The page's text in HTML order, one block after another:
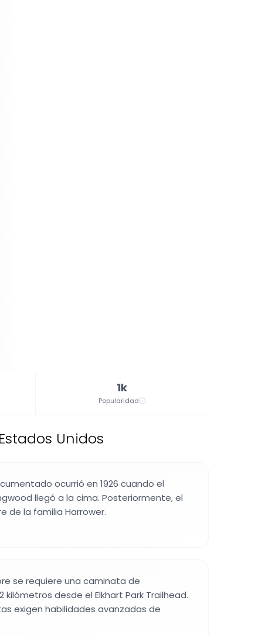
1k
Popularidad
Unidos
ocurrió en 1926 cuando el
llegó a la cima. Posteriormente, el
de la familia Harrower.
se requiere una caminata de
desde el Elkhart Park Trailhead.
exigen habilidades avanzadas de